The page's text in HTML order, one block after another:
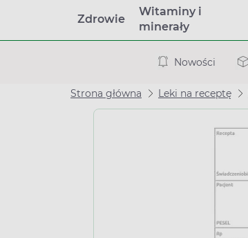
Zdrowie
Witaminy i
minerały
Nowości
Strona główna Leki na receptę